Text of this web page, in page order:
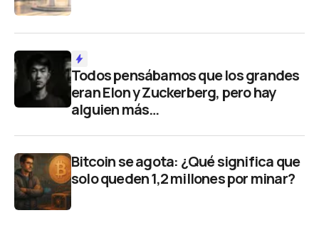
Todos pensábamos que los grandes
eran Elon y Zuckerberg, pero hay
alguien más…
Bitcoin se agota: ¿Qué significa que
solo queden 1,2 millones por minar?